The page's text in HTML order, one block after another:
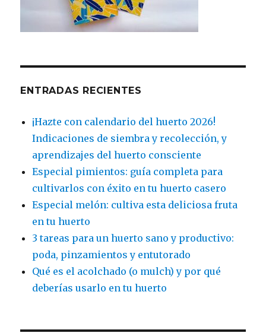
ENTRADAS RECIENTES
¡Hazte con calendario del huerto 2026!
Indicaciones de siembra y recolección, y
aprendizajes del huerto consciente
Especial pimientos: guía completa para
cultivarlos con éxito en tu huerto casero
Especial melón: cultiva esta deliciosa fruta
en tu huerto
3 tareas para un huerto sano y productivo:
poda, pinzamientos y entutorado
Qué es el acolchado (o mulch) y por qué
deberías usarlo en tu huerto